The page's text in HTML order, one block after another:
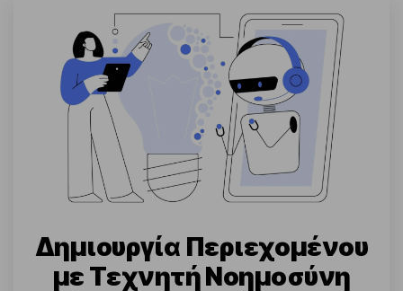
Δημιουργία Περιεχομένου
με Τεχνητή Νοημοσύνη